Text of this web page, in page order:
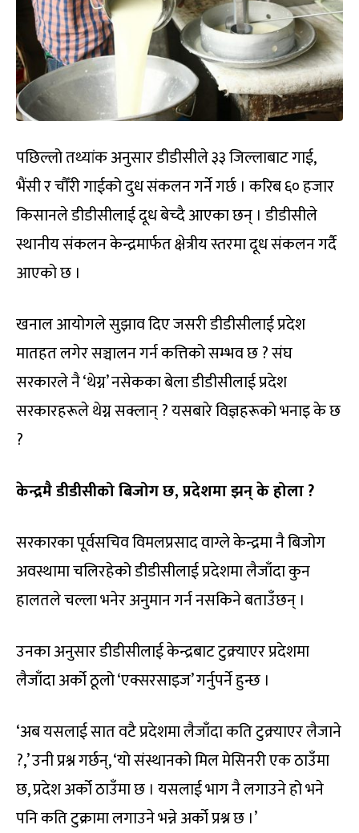
पछिल्लो तथ्यांक अनुसार डीडीसीले ३३ जिल्लाबाट गाई,
भैंसी र चौँरी गाईको दुध संकलन गर्ने गर्छ । करिब ६० हजार
किसानले डीडीसीलाई दूध बेच्दै आएका छन् । डीडीसीले
स्थानीय संकलन केन्द्रमार्फत क्षेत्रीय स्तरमा दूध संकलन गर्दै
आएको छ ।
खनाल आयोगले सुझाव दिए जसरी डीडीसीलाई प्रदेश
मातहत लगेर सञ्चालन गर्न कत्तिको सम्भव छ ? संघ
सरकारले नै ‘थेग्न’ नसेकका बेला डीडीसीलाई प्रदेश
सरकारहरूले थेग्न सक्लान् ? यसबारे विज्ञहरूको भनाइ के छ
?
केन्द्रमै डीडीसीको बिजोग छ, प्रदेशमा झन् के होला ?
सरकारका पूर्वसचिव विमलप्रसाद वाग्ले केन्द्रमा नै बिजोग
अवस्थामा चलिरहेको डीडीसीलाई प्रदेशमा लैजाँदा कुन
हालतले चल्ला भनेर अनुमान गर्न नसकिने बताउँछन् ।
उनका अनुसार डीडीसीलाई केन्द्रबाट टुक्र्याएर प्रदेशमा
लैजाँदा अर्को ठूलो ‘एक्सरसाइज’ गर्नुपर्ने हुन्छ ।
‘अब यसलाई सात वटै प्रदेशमा लैजाँदा कति टुक्र्याएर लैजाने
?,’ उनी प्रश्न गर्छन्, ‘यो संस्थानको मिल मेसिनरी एक ठाउँमा
छ, प्रदेश अर्को ठाउँमा छ । यसलाई भाग नै लगाउने हो भने
पनि कति टुक्रामा लगाउने भन्ने अर्को प्रश्न छ ।’